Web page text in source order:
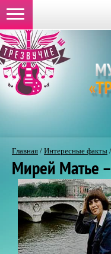
Главная / Интересные факты /
Мирей Матье